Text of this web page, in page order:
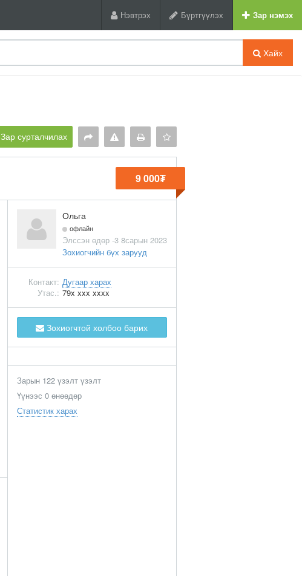
Нэвтрэх Бүртгүүлэх Зар нэмэх
Хайх
Зар сурталчилах
9 000₮
Ольга
офлайн
Элссэн өдөр -3 8сарын 2023
Зохиогчийн бүх зарууд
Контакт: Дугаар харах
Утас.: 79x xxx xxxx
Зохиогчтой холбоо барих
Зарын 122 үзэлт үзэлт
Үүнээс 0 өнөөдөр
Статистик харах